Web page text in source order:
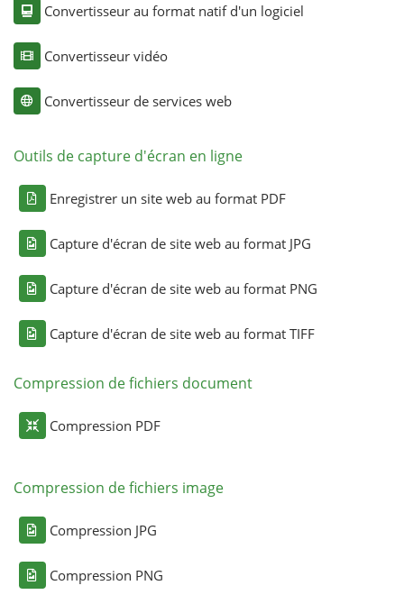
Convertisseur au format natif d'un logiciel
Convertisseur vidéo
Convertisseur de services web
Outils de capture d'écran en ligne
Enregistrer un site web au format PDF
Capture d'écran de site web au format JPG
Capture d'écran de site web au format PNG
Capture d'écran de site web au format TIFF
Compression de fichiers document
Compression PDF
Compression de fichiers image
Compression JPG
Compression PNG